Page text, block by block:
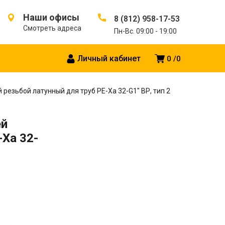
Наши офисы
Смотреть адреса
8 (812) 958-17-53
Пн-Вс. 09:00 - 19:00
0 0
Личный кабинет
латунный для труб PE-Xa 32-G1″ ВР, тип 2
32-